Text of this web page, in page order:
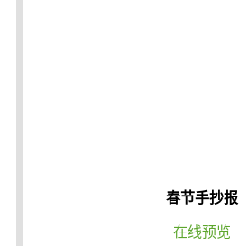
春节手抄报
在线预览